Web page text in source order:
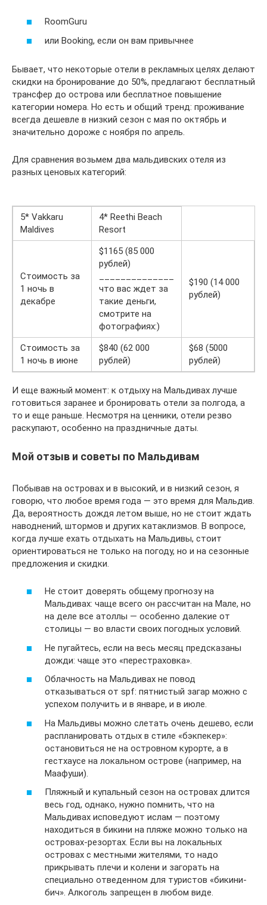
RoomGuru
или Booking, если он вам привычнее
Бывает, что некоторые отели в рекламных целях делают
скидки на бронирование до 50%, предлагают бесплатный
трансфер до острова или бесплатное повышение
категории номера. Но есть и общий тренд: проживание
всегда дешевле в низкий сезон с мая по октябрь и
значительно дороже с ноября по апрель.
Для сравнения возьмем два мальдивских отеля из
разных ценовых категорий:
5* Vakkaru
Maldives
4* Reethi Beach
Resort
Стоимость за
1 ночь в
декабре
$1165 (85 000
рублей)
что вас ждет за
такие деньги,
смотрите на
фотографиях:)
$190 (14 000
рублей)
Стоимость за
1 ночь в июне
$840 (62 000
рублей)
$68 (5000
рублей)
И еще важный момент: к отдыху на Мальдивах лучше
готовиться заранее и бронировать отели за полгода, а
то и еще раньше. Несмотря на ценники, отели резво
раскупают, особенно на праздничные даты.
Мой отзыв и советы по Мальдивам
Побывав на островах и в высокий, и в низкий сезон, я
говорю, что любое время года — это время для Мальдив.
Да, вероятность дождя летом выше, но не стоит ждать
наводнений, штормов и других катаклизмов. В вопросе,
когда лучше ехать отдыхать на Мальдивы, стоит
ориентироваться не только на погоду, но и на сезонные
предложения и скидки.
Не стоит доверять общему прогнозу на
Мальдивах: чаще всего он рассчитан на Мале, но
на деле все атоллы — особенно далекие от
столицы — во власти своих погодных условий.
Не пугайтесь, если на весь месяц предсказаны
дожди: чаще это «перестраховка».
Облачность на Мальдивах не повод
отказываться от spf: пятнистый загар можно с
успехом получить и в январе, и в июле.
На Мальдивы можно слетать очень дешево, если
распланировать отдых в стиле «бэкпекер»:
остановиться не на островном курорте, а в
гестхаусе на локальном острове (например, на
Маафуши).
Пляжный и купальный сезон на островах длится
весь год, однако, нужно помнить, что на
Мальдивах исповедуют ислам — поэтому
находиться в бикини на пляже можно только на
островах-резортах. Если вы на локальных
островах с местными жителями, то надо
прикрывать плечи и колени и загорать на
специально отведенном для туристов «бикини-
бич». Алкоголь запрещен в любом виде.